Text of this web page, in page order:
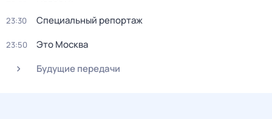
23:30 Специальный репортаж
23:50
Это Москва
Будущие передачи